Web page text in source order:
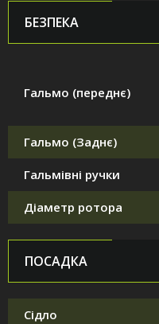
БЕЗПЕКА
Гальмо (переднє)
Гальмо (Заднє)
Гальмівні ручки
Діаметр ротора
ПОСАДКА
Сідло